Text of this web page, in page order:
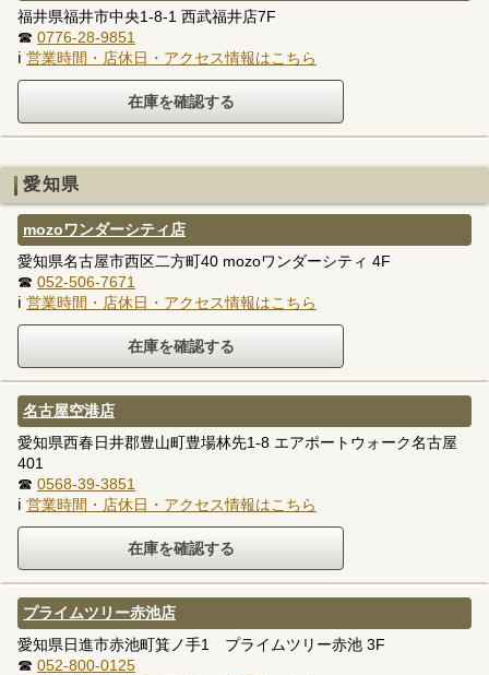
福井県福井市中央1-8-1 西武福井店7F
☎ 0776-28-9851
ℹ 営業時間・店休日・アクセス情報はこちら
愛知県
mozoワンダーシティ店
愛知県名古屋市西区二方町40 mozoワンダーシティ 4F
☎ 052-506-7671
ℹ 営業時間・店休日・アクセス情報はこちら
名古屋空港店
愛知県西春日井郡豊山町豊場林先1-8 エアポートウォーク名古屋
401
☎ 0568-39-3851
ℹ 営業時間・店休日・アクセス情報はこちら
プライムツリー赤池店
愛知県日進市赤池町箕ノ手1 プライムツリー赤池 3F
☎ 052-800-0125